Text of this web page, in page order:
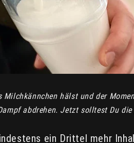
Milchkännchen hälst und der
abdrehen. Jetzt solltest Du
ein Drittel mehr